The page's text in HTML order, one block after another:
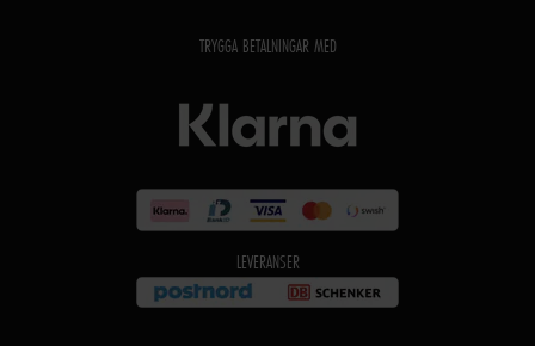
TRYGGA BETALNINGAR MED
LEVERANSER